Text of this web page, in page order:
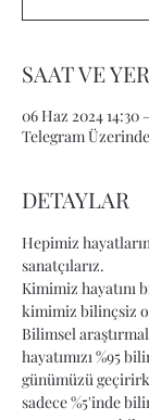
SAAT VE YER
06 Haz 2024 14:30
Telegram
DETAYLAR
Hepimiz
sanatçılarız.
Kimimiz hayatını
kimimiz bilinçsiz
Bilimsel
hayatımızı %95
günümüzü
sadece %5'inde